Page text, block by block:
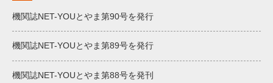
機関誌NET-YOUとやま第90号を発行
機関誌NET-YOUとやま第89号を発行
機関誌NET-YOUとやま第88号を発刊